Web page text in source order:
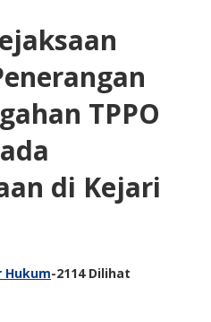
TPPO
di Kejari
Hukum-2114 Dilihat